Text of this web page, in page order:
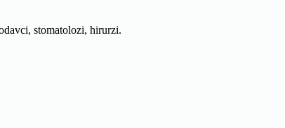
stomatolozi, hirurzi.